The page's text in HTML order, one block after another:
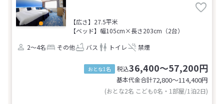
【広さ】27.5平米
【ベッド】幅105cm×長さ203cm（2台）
2～4名
その他 バス トイレ 禁煙
おとな1名 税込36,400～57,200円
基本代金合計72,800〜114,400円
(おとな2名 こども0名・1部屋/1泊2日)